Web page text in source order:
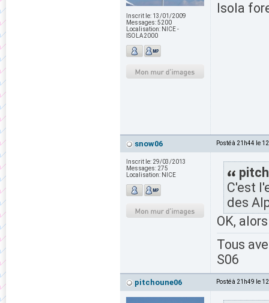
Inscrit le: 13/01/2009
Messages:5200
Localisation: NICE -
ISOLA2000
Isola
snow06 Posté à 21h44 le
Inscrit le: 29/03/2013
Messages: 275
Localisation: NICE
C'est
des
OK,
Tous
S06
pitchoune06 Posté à 21h49 le